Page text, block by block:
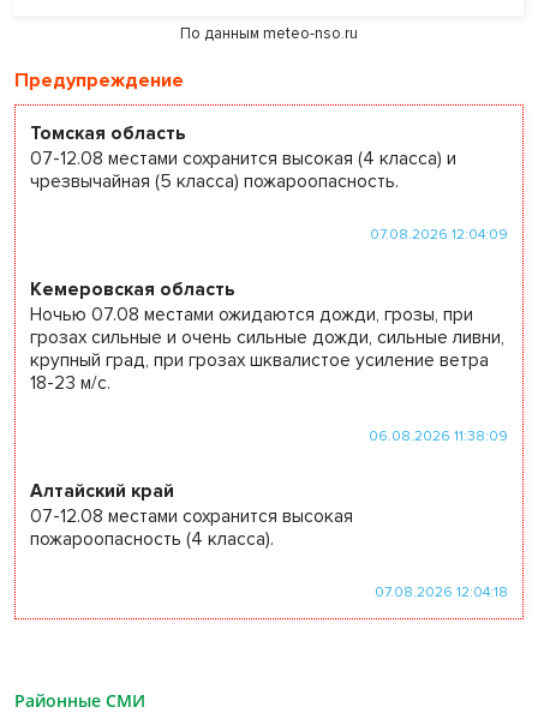
По данным meteo-nso.ru
Предупреждение
Томская область
07-12.08 местами сохранится высокая (4 класса) и
чрезвычайная (5 класса) пожароопасность.
07.08.2026 12:04:09
Кемеровская область
Ночью 07.08 местами ожидаются дожди, грозы, при
грозах сильные и очень сильные дожди, сильные ливни,
крупный град, при грозах шквалистое усиление ветра
18-23 м/с.
06.08.2026 11:38:09
Алтайский край
07-12.08 местами сохранится высокая
пожароопасность (4 класса).
07.08.2026 12:04:18
Районные СМИ